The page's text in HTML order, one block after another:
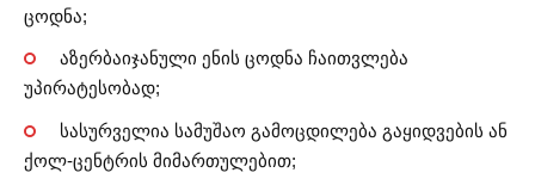
ცოდნა;
აზერბაიჯანული ენის ცოდნა ჩაითვლება
უპირატესობად;
სასურველია სამუშაო გამოცდილება გაყიდვების ან
ქოლ-ცენტრის მიმართულებით;